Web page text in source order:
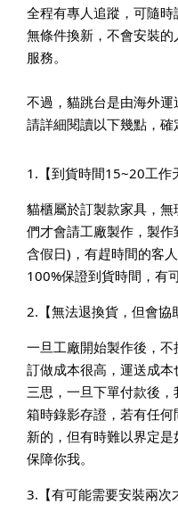
全程有專人追蹤，可隨
無條件換新，不會安裝
服務。
不過，貓跳台是由海外運
請詳細閱讀以下幾點，確
1.【到貨時間15~20工作
貓櫃屬於訂製款家具，
們才會請工廠製作，製
含假日)，有趕時間的客
100%保證到貨時間，有
2.【無法退換貨，但會協
一旦工廠開始製作後，
訂做成本很高，運送成
三思，一旦下單付款後
箱時錄影存證，若有任
新的，但有時難以界定
保障你我。
3.【有可能需要安裝兩次